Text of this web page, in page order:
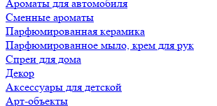
Ароматы для автомобиля
Сменные ароматы
Парфюмированная керамика
Парфюмированное мыло, крем для рук
Спреи для дома
Декор
Аксессуары для детской
Арт-объекты